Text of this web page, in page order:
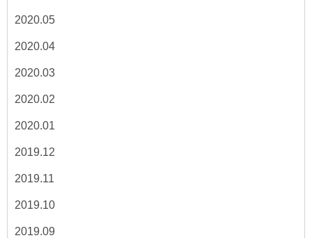
2020.05
2020.04
2020.03
2020.02
2020.01
2019.12
2019.11
2019.10
2019.09